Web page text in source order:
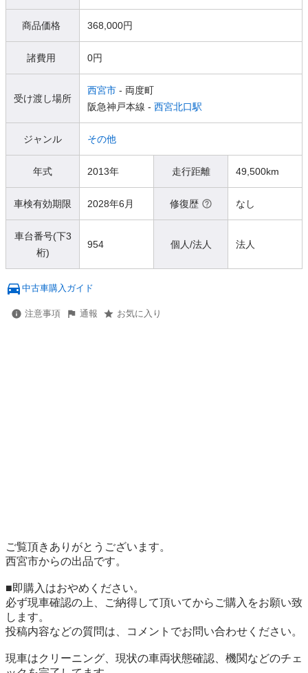
商品価格 368,000円
諸費用 0円
受け渡し場所
西宮市 - 両度町
阪急神戸本線 - 西宮北口駅
ジャンル その他
年式 2013年 走行距離 49,500km
車検有効期限 2028年6月 修復歴 なし
車台番号(下3
桁)
954 個人/法人 法人
中古車購入ガイド
注意事項 通報 お気に入り
ご覧頂きありがとうございます。
西宮市からの出品です。
■即購入はおやめください。
必ず現車確認の上、ご納得して頂いてからご購入をお願い致
します。
投稿内容などの質問は、コメントでお問い合わせください。
現車はクリーニング、現状の車両状態確認、機関などのチェ